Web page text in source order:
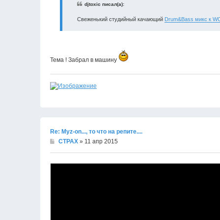
djtoxic писал(а):
Свеженький студийный качающий Drum&Bass микс к
Тема ! Забрал в машину
Re: Муz-on..., то что на репите....
CTPAX » 11 апр 2015